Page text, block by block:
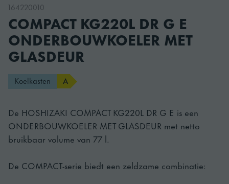
164220010
COMPACT KG220L DR G E
ONDERBOUWKOELER MET
GLASDEUR
Koelkasten A
De HOSHIZAKI COMPACT KG220L DR G E is een
ONDERBOUWKOELER MET GLASDEUR met netto
bruikbaar volume van 77 l.
De COMPACT-serie biedt een zeldzame combinatie: